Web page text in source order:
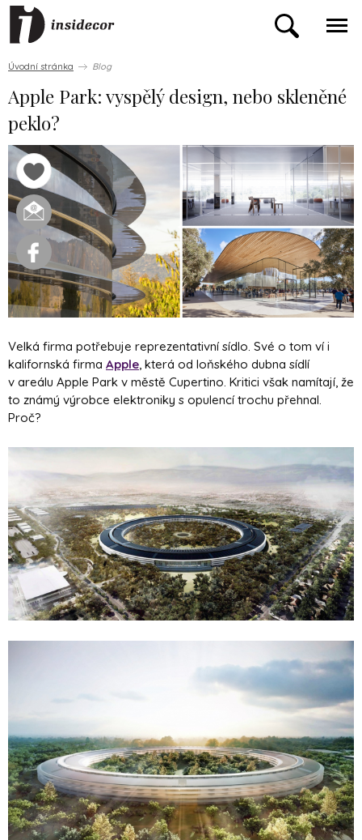
Úvodní stránka Blog
Apple Park: vyspělý design, nebo skleněné
peklo?
Velká firma potřebuje reprezentativní sídlo. Své o tom ví i
kalifornská firma Apple, která od loňského dubna sídlí
v areálu Apple Park v městě Cupertino. Kritici však namítají, že
to známý výrobce elektroniky s opulencí trochu přehnal.
Proč?